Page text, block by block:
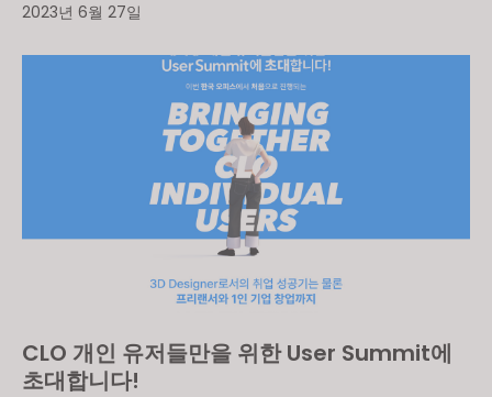
2023년 6월 27일
CLO 개인 유저들만을 위한 User Summit에
초대합니다!